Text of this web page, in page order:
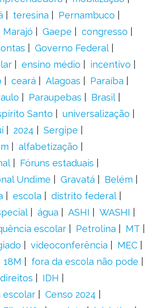
teresina
Pernambuco
Marajó Gaepe
congresso
Governo Federal
ensino médio
incentivo
ceará Alagoas
Paraíba
Paraupebas
Brasil
Santo
universalização
2024
Sergipe
alfabetização
Fóruns estaduais
Undime
Gravatá
Belém
escola
distrito federal
água ASHI
WASHI
escolar Petrolina
MT
videoconferência
MEC
18M
fora da escola não pode
direitos
IDH
escolar
Censo 2024